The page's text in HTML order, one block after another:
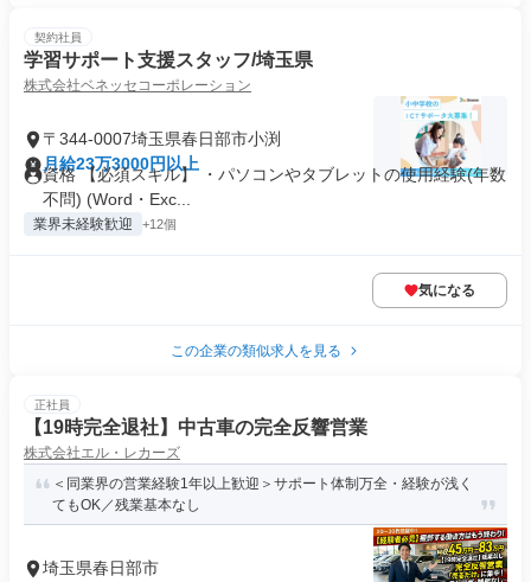
契約社員
学習サポート支援スタッフ/埼玉県
株式会社ベネッセコーポレーション
〒344-0007埼玉県春日部市小渕
月給23万3000円以上
資格 【必須スキル】 ・パソコンやタブレットの使用経験(年数
不問) (Word・Exc...
業界未経験歓迎 +12個
気になる
この企業の類似求人を見る
正社員
【19時完全退社】中古車の完全反響営業
株式会社エル・レカーズ
＜同業界の営業経験1年以上歓迎＞サポート体制万全・経験が浅く
てもOK／残業基本なし
埼玉県春日部市